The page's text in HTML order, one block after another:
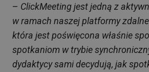
– ClickMeeting jest jedną z
w ramach naszej platformy
która jest poświęcona właśnie
spotkaniom w trybie
dydaktycy sami decydują, jak